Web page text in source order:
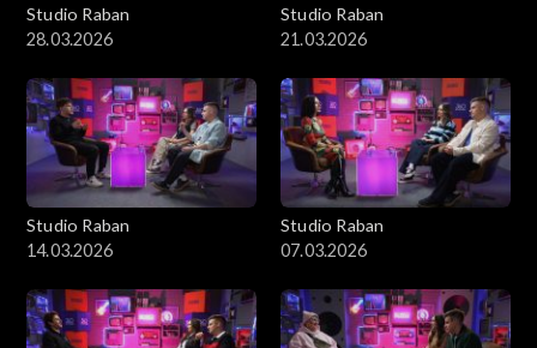
Studio Raban
28.03.2026
Studio Raban
21.03.2026
Studio Raban
14.03.2026
Studio Raban
07.03.2026